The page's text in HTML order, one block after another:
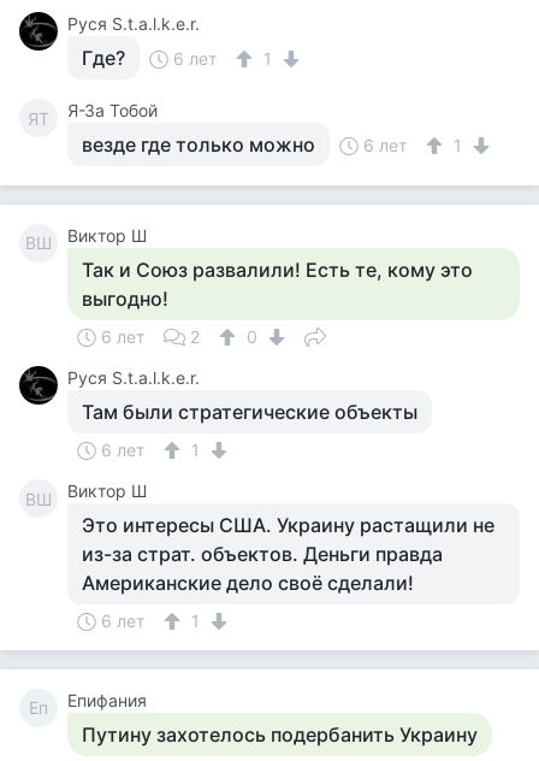
Руся S.t.a.l.k.e.r.
Где? 6 лет 1
ЯТ Я-За Тобой
везде где только можно 6 лет 1
ВШ Виктор Ш
Так и Союз развалили! Есть те, кому это
выгодно!
6 лет 2
0
Руся S.t.a.l.k.e.r.
Там были стратегические объекты
6 лет 1
ВШ Виктор Ш
Это интересы США. Украину растащили не
из-за страт. объектов. Деньги правда
Американские дело своё сделали!
6 лет 1
Еп Епифания
Путину захотелось подербанить Украину